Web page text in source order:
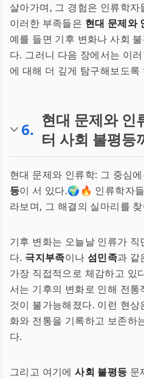
살아가며, 그 경험은 인류학
이러한 부족들은 현대 문제와
예를 들면 기후 변화나 사회
다. 그러니 다음 장에서는 이
에 대해 더 깊게 탐구해보도
6. 현대 문제와 인
터 사회 불평등
현대 문제와 인류학: 그 중심
등이 서 있다.🌍🔥 인류학자
라보며, 그 해결의 실마리를
기후 변화는 오늘날 인류가
다. 극지부족이나 섬민족과 같
가장 직접적으로 체감하고
서는 기후의 변화로 인해 전
것이 불가능해졌다. 이런 현
화와 전통을 기록하고 보존하
다.
그리고 여기에사회 불평등 문